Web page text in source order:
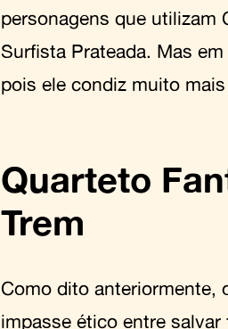
personagens que utilizam
Surfista Prateada. Mas
pois ele condiz muito
Quarteto
Trem
Como dito anteriormente,
impasse ético entre